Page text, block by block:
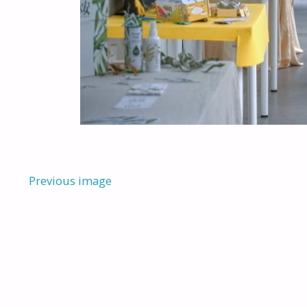
Previous image